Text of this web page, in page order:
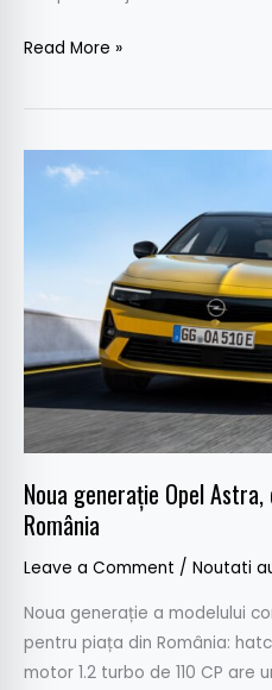
Read More »
Noua generație Opel
România
Leave a Comment / Noutati
Noua generație a modelului
pentru piața din România:
motor 1.2 turbo de 110 CP are
Noua
generație
la
euro
în
România